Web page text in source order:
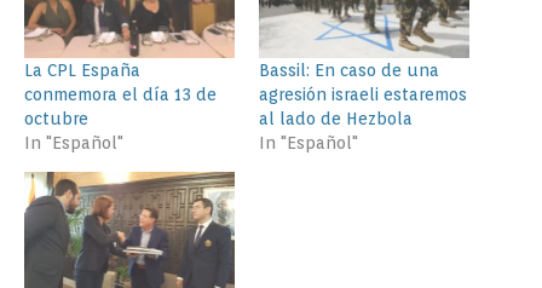
La CPL España
conmemora el día 13 de
octubre
In "Español"
Bassil: En caso de una
agresión israeli estaremos
al lado de Hezbola
In "Español"